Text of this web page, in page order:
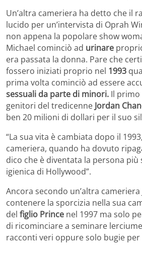
Un’altra cameriera ha detto che il
lucido per un’intervista di Oprah
non appena la popolare show
Michael cominciò ad urinare
era passata la donna. Pare che
fossero iniziati proprio nel 1993
prima volta cominciò ad essere
sessuali da parte di minori. Il
genitori del tredicenne Jordan
ben 20 milioni di dollari per il suo
“La sua vita è cambiata dopo il
cameriera, quando ha dovuto
dico che è diventata la persona più
igienica di Hollywood”.
Ancora secondo un’altra cameriera
contenere la sporcizia nella sua
del figlio Prince nel 1997 ma solo
di ricominciare a seminare
racconti veri oppure solo bugie